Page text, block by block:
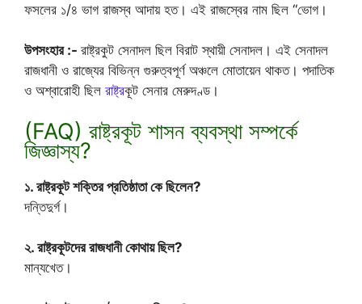
ফসলের ১/৪ ভাগ রাজস্ব আদায় হত। এই রাজস্বের নাম ছিল “ভোগ।
উপসংহার :- রাষ্ট্রকুট সেনাদল ছিল বিরাট স্থায়ী সেনাদল। এই সেনাদল
রাজধানী ও রাজ্যের বিভিন্ন গুরুত্বপূর্ণ অঞ্চলে মোতায়েন থাকত। পদাতিক
ও অশ্বারোহী ছিল রাষ্ট্রকূট সেনার মেরুদণ্ড।
(FAQ) রাষ্ট্রকূট শাসন ব্যবস্থা সম্পর্কে
জিজ্ঞাস্য?
১. রাষ্ট্রকূট শক্তির প্রতিষ্ঠাতা কে ছিলেন?
দন্তিদুর্গ।
২. রাষ্ট্রকূটদের রাজধানী কোথায় ছিল?
মান্যখেত।